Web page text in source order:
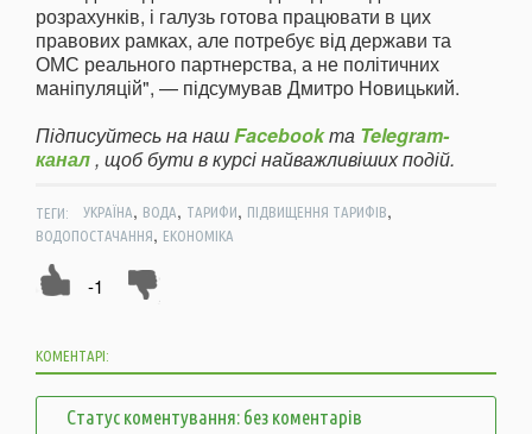
розрахунків, і галузь готова працювати в цих
правових рамках, але потребує від держави та
ОМС реального партнерства, а не політичних
маніпуляцій", — підсумував Дмитро Новицький.
Підписуйтесь на нашFacebookта Telegram-
канал, щоб бути в курсі найважливіших подій.
ТЕГИ: УКРАЇНА, ВОДА, ТАРИФИ, ПІДВИЩЕННЯ ТАРИФІВ,
ВОДОПОСТАЧАННЯ, ЕКОНОМІКА
-1
КОМЕНТАРІ:
Статус коментування: без коментарів